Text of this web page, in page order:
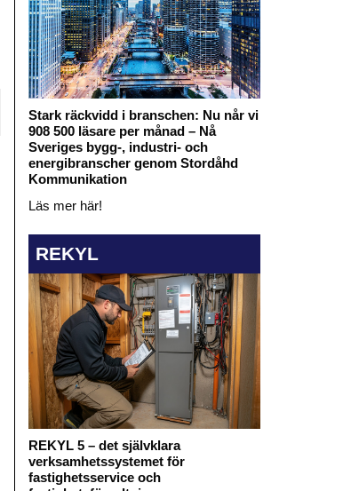
Stark räckvidd i branschen: Nu når vi
908 500 läsare per månad – Nå
Sveriges bygg-, industri- och
energibranscher genom Stordåhd
Kommunikation
Läs mer här!
REKYL
REKYL 5 – det självklara
verksamhetssystemet för
fastighetsservice och